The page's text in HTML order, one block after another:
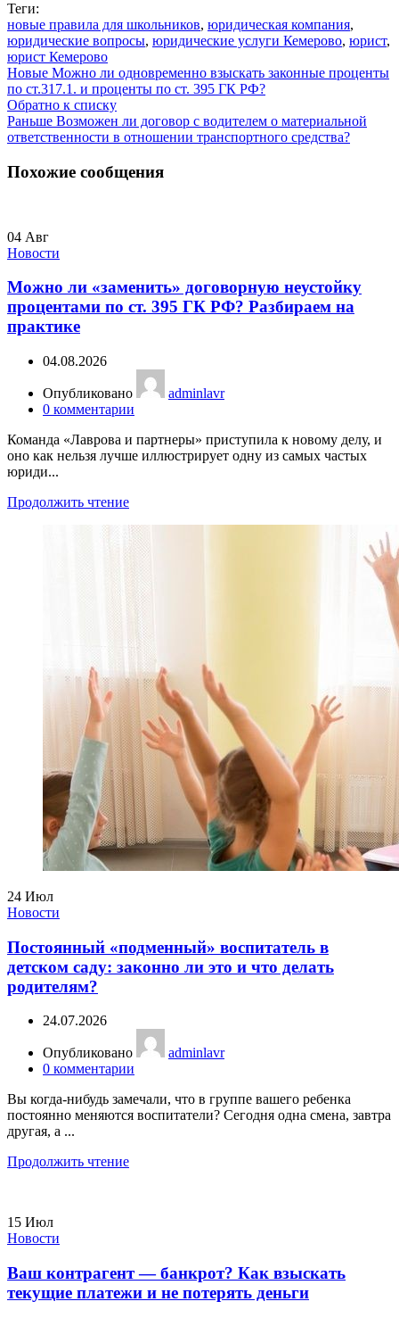
Теги:
новые правила для школьников, юридическая компания,
юридические вопросы, юридические услуги Кемерово, юрист,
юрист Кемерово
Новые Можно ли одновременно взыскать законные проценты
по ст.317.1. и проценты по ст. 395 ГК РФ?
Обратно к списку
Раньше Возможен ли договор с водителем о материальной
ответственности в отношении транспортного средства?
Похожие сообщения
04 Авг
Новости
Можно ли «заменить» договорную неустойку
процентами по ст. 395 ГК РФ? Разбираем на
практике
04.08.2026
Опубликовано
adminlavr
0 комментарии
Команда «Лаврова и партнеры» приступила к новому делу, и
оно как нельзя лучше иллюстрирует одну из самых частых
юриди...
Продолжить чтение
24 Июл
Новости
Постоянный «подменный» воспитатель в
детском саду: законно ли это и что делать
родителям?
24.07.2026
Опубликовано
adminlavr
0 комментарии
Вы когда-нибудь замечали, что в группе вашего ребенка
постоянно меняются воспитатели? Сегодня одна смена, завтра
другая, а ...
Продолжить чтение
15 Июл
Новости
Ваш контрагент — банкрот? Как взыскать
текущие платежи и не потерять деньги